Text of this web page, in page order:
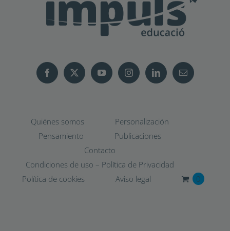
Quiénes somos
Personalización
Pensamiento
Publicaciones
Contacto
Condiciones de uso – Política de Privacidad
Política de cookies
Aviso legal 0